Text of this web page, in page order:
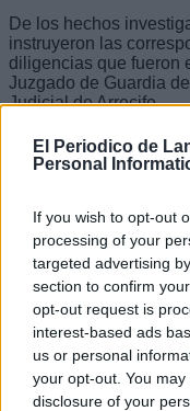
El Periodico de
Personal
If you wish to opt-out
processing of your
targeted advertising
section to confirm
opt-out request is
interest-based ads
us or personal
your opt-out. You
disclosure of your
De los hechos
instruyeron las
diligencias que fueron
Juzgado de Guardia
Judicial de Arrecife.
Escribir un comentario
(requerido)